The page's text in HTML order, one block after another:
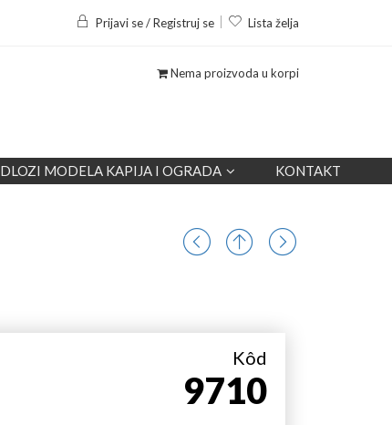
Prijavi se / Registruj se Lista želja
Nema proizvoda u korpi
MODELA KAPIJA I OGRADA KONTAKT
Kôd
9710